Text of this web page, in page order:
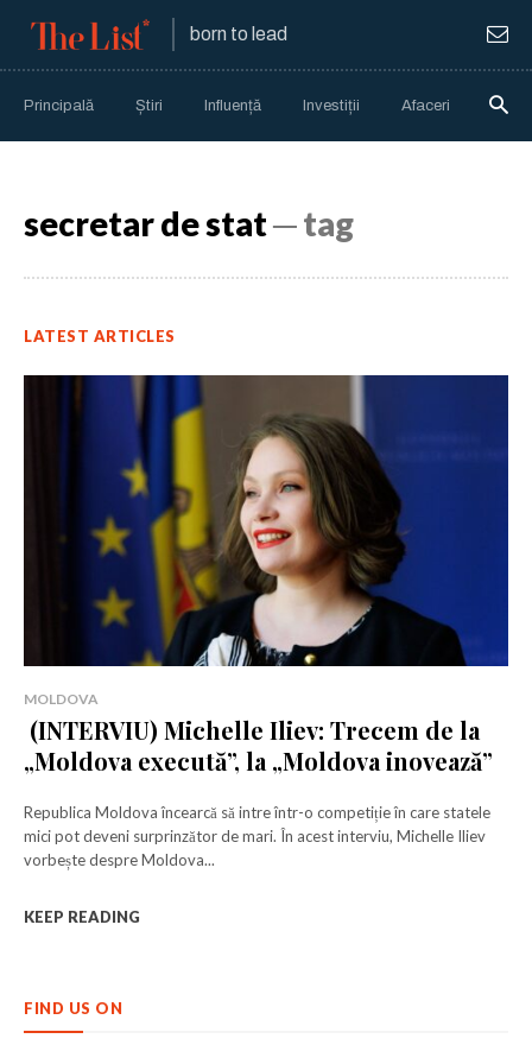
born to lead
Principală Știri Influență Investiții Afaceri
secretar de stat─ tag
LATEST ARTICLES
MOLDOVA
(INTERVIU) Michelle Iliev: Trecem de la
„Moldova execută”, la „Moldova inovează”
Republica Moldova încearcă să intre într-o competiție în care statele
mici pot deveni surprinzător de mari. În acest interviu, Michelle Iliev
vorbește despre Moldova...
KEEP READING
FIND US ON